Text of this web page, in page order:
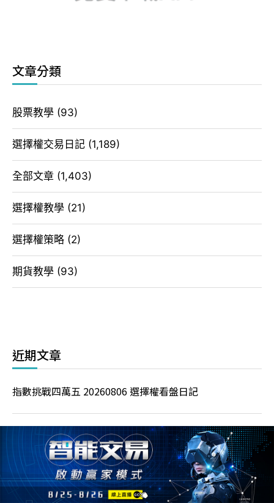
文章分類
股票教學 (93)
選擇權交易日記 (1,189)
全部文章 (1,403)
選擇權教學 (21)
選擇權策略 (2)
期貨教學 (93)
近期文章
指數挑戰四萬五 20260806 選擇權看盤日記
夜盤大漲一千二 今日會反彈? 20260805 選擇權看盤日記
台指走勢上下刷 20260804 選擇權看盤日記